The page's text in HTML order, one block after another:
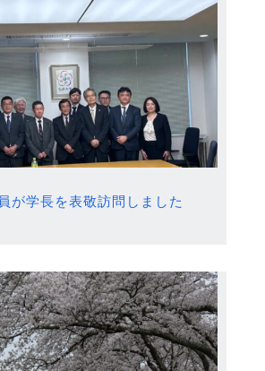
が学長を表敬訪問しました